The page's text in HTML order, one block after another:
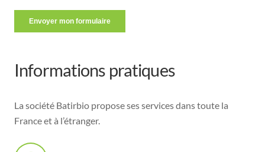
Informations pratiques
La société Batirbio propose ses services dans toute la
France et à l’étranger.